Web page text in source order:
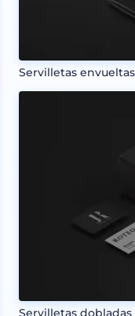
Servilletas
Servilletas